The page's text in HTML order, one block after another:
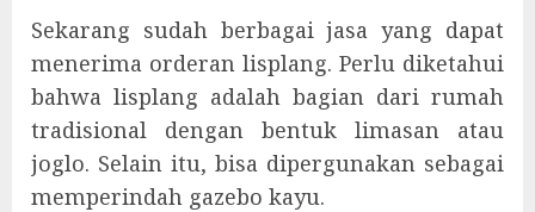
Sekarang sudah berbagai jasa yang dapat
menerima orderan lisplang. Perlu diketahui
bahwa lisplang adalah bagian dari rumah
tradisional dengan bentuk limasan atau
joglo. Selain itu, bisa dipergunakan sebagai
memperindah gazebo kayu.